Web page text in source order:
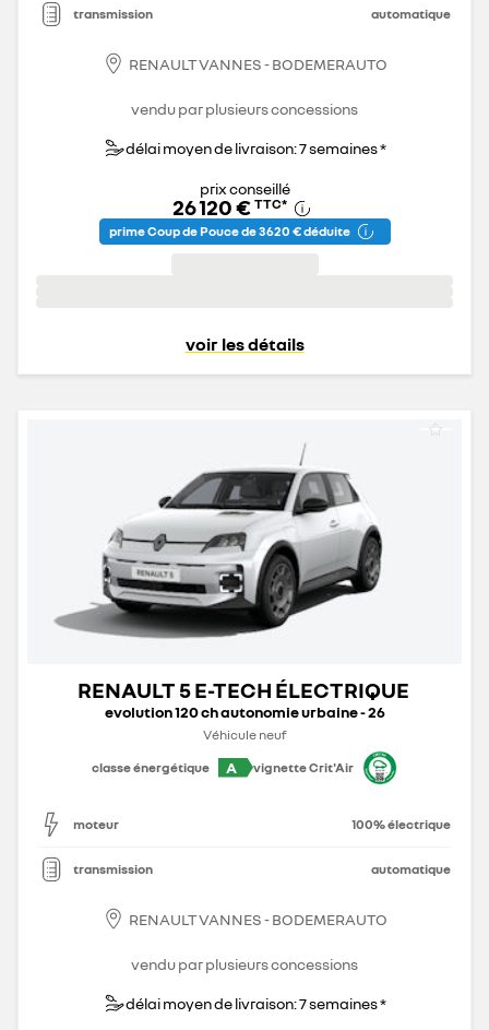
transmission automatique
RENAULT VANNES - BODEMERAUTO
vendu par plusieurs concessions
délai moyen de livraison: 7 semaines *
prix conseillé
26 120 € TTC*
prime Coup de Pouce de 3 620 € déduite
voir les détails
RENAULT 5 E-TECH ÉLECTRIQUE
evolution 120 ch autonomie urbaine - 26
Véhicule neuf
classe énergétique
A vignette Crit'Air
moteur 100% électrique
transmission automatique
RENAULT VANNES - BODEMERAUTO
vendu par plusieurs concessions
délai moyen de livraison: 7 semaines *